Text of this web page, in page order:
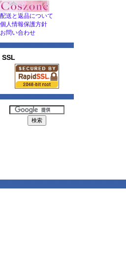
配送と返品について
個人情報保護方針
お問い合わせ
SSL